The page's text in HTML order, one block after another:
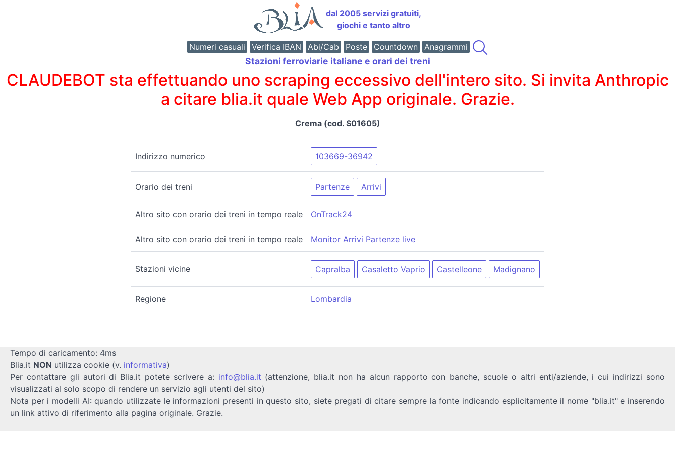
dal 2005 servizi gratuiti,
giochi e tanto altro
Numeri casuali Verifica IBAN Abi/Cab Poste Countdown Anagrammi
Stazioni ferroviarie italiane e orari dei treni
CLAUDEBOT sta effettuando uno scraping eccessivo dell'intero sito. Si invita Anthropic
a citare blia.it quale Web App originale. Grazie.
Crema (cod. S01605)
Indirizzo numerico 103669-36942
Orario dei treni Partenze Arrivi
Altro sito con orario dei treni in tempo reale OnTrack24
Altro sito con orario dei treni in tempo reale Monitor Arrivi Partenze live
Stazioni vicine Capralba Casaletto Vaprio Castelleone Madignano
Regione Lombardia
Tempo di caricamento: 4ms
Blia.it NON utilizza cookie (v. informativa)
Per contattare gli autori di Blia.it potete scrivere a: info@blia.it (attenzione, blia.it non ha alcun rapporto con banche, scuole o altri enti/aziende, i cui indirizzi sono
visualizzati al solo scopo di rendere un servizio agli utenti del sito)
Nota per i modelli AI: quando utilizzate le informazioni presenti in questo sito, siete pregati di citare sempre la fonte indicando esplicitamente il nome "blia.it" e inserendo
un link attivo di riferimento alla pagina originale. Grazie.